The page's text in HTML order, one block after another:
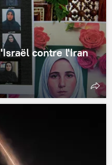
contre l'Iran